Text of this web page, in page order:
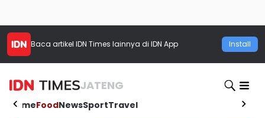
Baca artikel IDN Times lainnya di IDN App Install
JATENG
HomeFoodNewsSportTravel